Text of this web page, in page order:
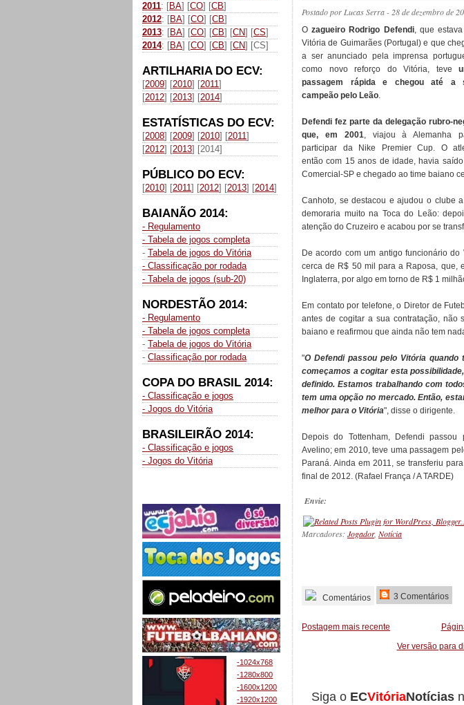
2011: [BA] [CO] [CB]
2012: [BA] [CO] [CB]
2013: [BA] [CO] [CB] [CN] [CS]
2014: [BA] [CO] [CB] [CN] [CS]
ARTILHARIA DO ECV:
[2009] [2010] [2011]
[2012] [2013] [2014]
ESTATÍSTICAS DO ECV:
[2008] [2009] [2010] [2011]
[2012] [2013] [2014]
PÚBLICO DO ECV:
[2010] [2011] [2012] [2013] [2014]
BAIANÃO 2014:
- Regulamento
- Tabela de jogos completa
- Tabela de jogos do Vitória
- Classificação por rodada
- Tabela de jogos (sub-20)
NORDESTÃO 2014:
- Regulamento
- Tabela de jogos completa
- Tabela de jogos do Vitória
- Classificação por rodada
COPA DO BRASIL 2014:
- Classificação e jogos
- Jogos do Vitória
BRASILEIRÃO 2014:
- Classificação e jogos
- Jogos do Vitória
-1024x768
-1280x800
-1600x1200
-1920x1200
Postado porLucas Serra- 28 de dezembro de
Ozagueiro Rodrigo Defendi, que
Vitória de Guimarães (Portugal) e que
a ser anunciado pela imprensa
como novo reforço do Vitória, teve
passagem rápida e chegou até a
campeão pelo Leão.
Defendi fez parte da delegação rubro-
que, em 2001, viajou à Alemanha
participar da Nike Premier Cup. O
então com 15 anos de idade, havia
Comercial-SP e chegado ao time baiano
Canhoto, se destacou e ajudou o clube
demoraria muito na Toca do Leão:
atenção do Cruzeiro e acabou por se
De acordo com um antigo funcionário
cerca de R$ 50 mil para a Raposa, que,
Inglaterra, por algo em torno de R$ 1
Em contato por telefone, o Diretor de
antes de cogitar a sua contratação, não
baiano e reafirmou que ainda não tem
"O Defendi passou pelo Vitória quando
começamos a cogitar esta
definido. Estamos trabalhando com
tem uma opção no mercado. Então,
melhor para o Vitória", disse o dirigente.
Depois do Tottenham, Defendi
Avelino; em 2010, teve uma passagem
Paraná. Ainda em 2011, se transferiu
final de 2012. (Rafael França / A TARDE)
Envie:
Marcadores: Jogador, Notícia
Comentários 3 Comentários
Postagem mais recente
Ver versão para
Siga o ECVitóriaNotícias